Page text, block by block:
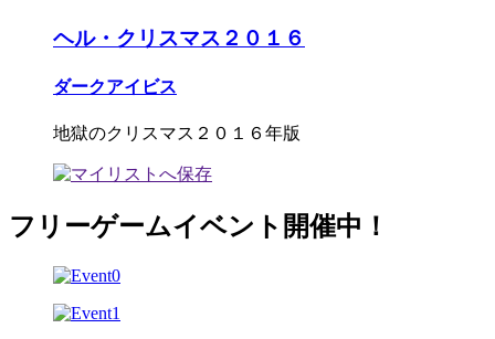
ヘル・クリスマス２０１６
ダークアイビス
地獄のクリスマス２０１６年版
フリーゲームイベント開催中！